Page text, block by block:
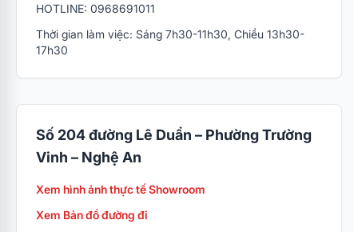
HOTLINE: 0968691011
Thời gian làm việc: Sáng 7h30-11h30, Chiều 13h30-
17h30
Số 204 đường Lê Duẩn – Phường Trường
Vinh – Nghệ An
Xem hình ảnh thực tế Showroom
Xem Bản đồ đường đi